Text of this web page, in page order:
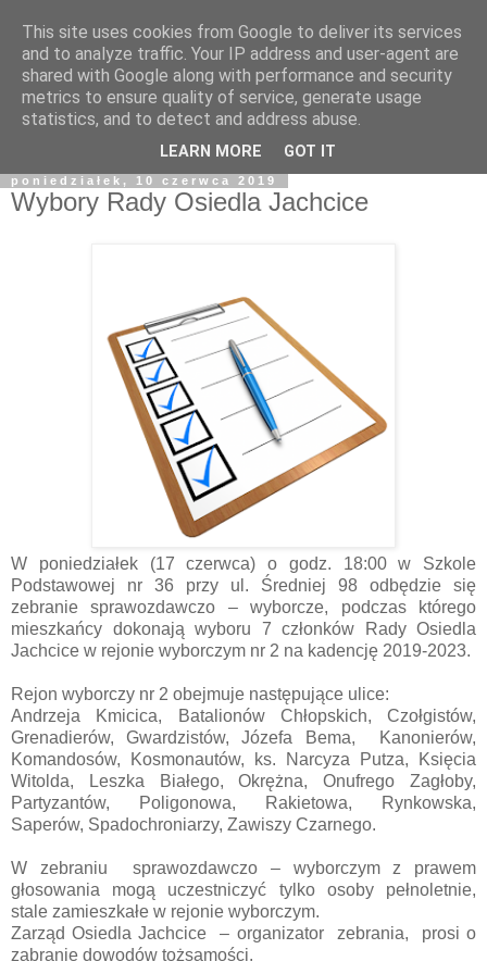
poniedziałek, 10 czerwca 2019
Wybory Rady Osiedla Jachcice
W poniedziałek (17 czerwca) o godz. 18:00 w Szkole
Podstawowej nr 36 przy ul. Średniej 98 odbędzie się
zebranie sprawozdawczo – wyborcze, podczas którego
mieszkańcy dokonają wyboru 7 członków Rady Osiedla
Jachcice w rejonie wyborczym nr 2 na kadencję 2019-2023.
Rejon wyborczy nr 2 obejmuje następujące ulice:
Andrzeja Kmicica, Batalionów Chłopskich, Czołgistów,
Grenadierów, Gwardzistów, Józefa Bema, Kanonierów,
Komandosów, Kosmonautów, ks. Narcyza Putza, Księcia
Witolda, Leszka Białego, Okrężna, Onufrego Zagłoby,
Partyzantów, Poligonowa, Rakietowa, Rynkowska,
Saperów, Spadochroniarzy, Zawiszy Czarnego.
W zebraniu sprawozdawczo – wyborczym z prawem
głosowania mogą uczestniczyć tylko osoby pełnoletnie,
stale zamieszkałe w rejonie wyborczym.
Zarząd Osiedla Jachcice – organizator zebrania, prosi o
zabranie dowodów tożsamości.
This site uses cookies from Google to deliver its services
and to analyze traffic. Your IP address and user-agent are
shared with Google along with performance and security
metrics to ensure quality of service, generate usage
statistics, and to detect and address abuse.
LEARN MORE GOT IT